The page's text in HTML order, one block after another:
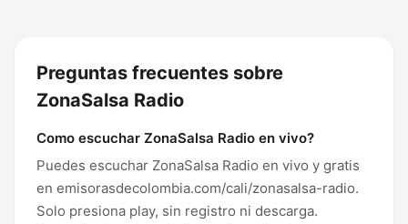
Preguntas frecuentes sobre
ZonaSalsa Radio
Como escuchar ZonaSalsa Radio en vivo?
Puedes escuchar ZonaSalsa Radio en vivo y gratis
en emisorasdecolombia.com/cali/zonasalsa-radio.
Solo presiona play, sin registro ni descarga.